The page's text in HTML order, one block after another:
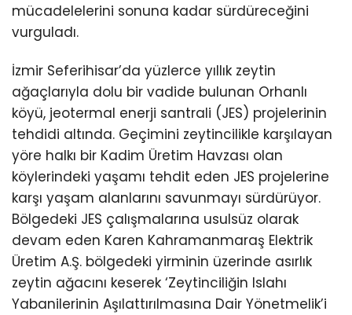
mücadelelerini sonuna kadar sürdüreceğini
vurguladı.
İzmir Seferihisar’da yüzlerce yıllık zeytin
ağaçlarıyla dolu bir vadide bulunan Orhanlı
köyü, jeotermal enerji santrali (JES) projelerinin
tehdidi altında. Geçimini zeytincilikle karşılayan
yöre halkı bir Kadim Üretim Havzası olan
köylerindeki yaşamı tehdit eden JES projelerine
karşı yaşam alanlarını savunmayı sürdürüyor.
Bölgedeki JES çalışmalarına usulsüz olarak
devam eden Karen Kahramanmaraş Elektrik
Üretim A.Ş. bölgedeki yirminin üzerinde asırlık
zeytin ağacını keserek ‘Zeytinciliğin Islahı
Yabanilerinin Aşılattırılmasına Dair Yönetmelik’i